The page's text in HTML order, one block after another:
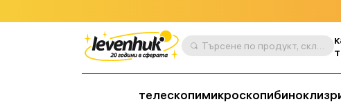
Търсене по продукт, складова единица, категория и т.н.
телескопимикроскопибинокли